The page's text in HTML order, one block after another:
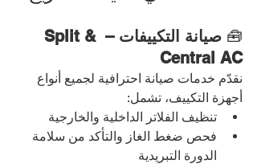
🧰
صيانة التكييفات – Split &
Central AC
نقدّم خدمات صيانة احترافية لجميع أنواع
أجهزة التكييف، تشمل:
تنظيف الفلاتر الداخلية والخارجية
فحص ضغط الغاز والتأكد من سلامة
الدورة التبريدية